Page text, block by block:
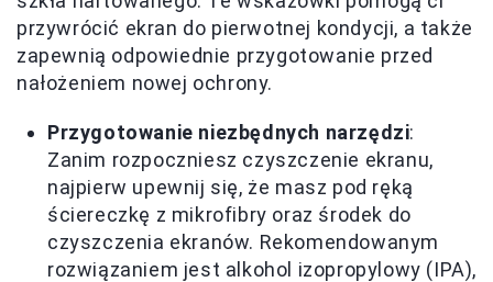
przywrócić ekran do pierwotnej kondycji, a także
zapewnią odpowiednie przygotowanie przed
nałożeniem nowej ochrony.
Przygotowanie niezbędnych narzędzi:
Zanim rozpoczniesz czyszczenie ekranu,
najpierw upewnij się, że masz pod ręką
ściereczkę z mikrofibry oraz środek do
czyszczenia ekranów. Rekomendowanym
rozwiązaniem jest alkohol izopropylowy (IPA),